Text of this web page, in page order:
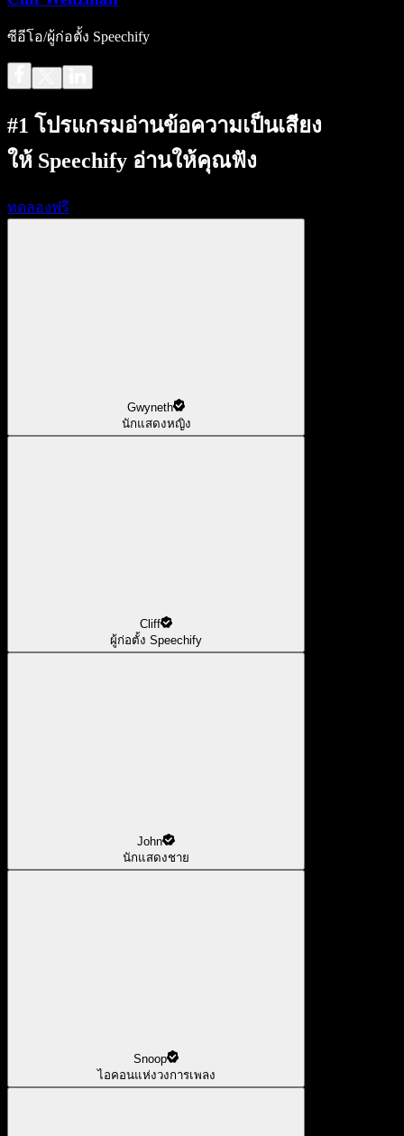
ซีอีโอ/ผู้ก่อตั้ง Speechify
#1 โปรแกรมอ่านข้อความเป็นเสียง
ให้ Speechify อ่านให้คุณฟัง
ทดลองฟรี
Gwyneth
นักแสดงหญิง
Cliff
ผู้ก่อตั้ง Speechify
John
นักแสดงชาย
Snoop
ไอคอนแห่งวงการเพลง